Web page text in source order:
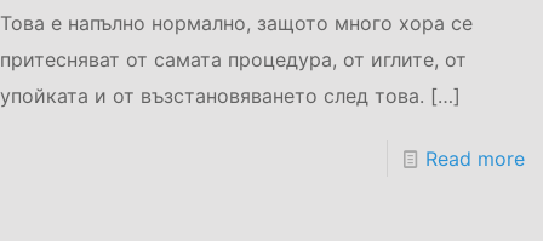
Това е напълно нормално, защото много хора се
притесняват от самата процедура, от иглите, от
упойката и от възстановяването след това. […]
Read more